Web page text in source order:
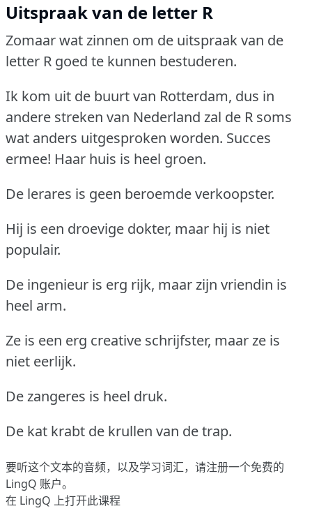
Uitspraak van de letter R
Zomaar wat zinnen om de uitspraak van de
letter R goed te kunnen bestuderen.
Ik kom uit de buurt van Rotterdam, dus in
andere streken van Nederland zal de R soms
wat anders uitgesproken worden. Succes
ermee! Haar huis is heel groen.
De lerares is geen beroemde verkoopster.
Hij is een droevige dokter, maar hij is niet
populair.
De ingenieur is erg rijk, maar zijn vriendin is
heel arm.
Ze is een erg creative schrijfster, maar ze is
niet eerlijk.
De zangeres is heel druk.
De kat krabt de krullen van de trap.
要听这个文本的音频，以及学习词汇，请注册一个免费的
LingQ 账户。
在 LingQ 上打开此课程